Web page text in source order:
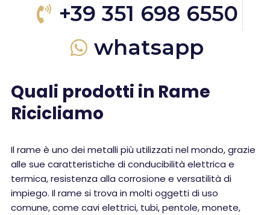
+39 351 698 6550
whatsapp
Quali prodotti in Rame
Ricicliamo
Il rame è uno dei metalli più utilizzati nel mondo, grazie
alle sue caratteristiche di conducibilità elettrica e
termica, resistenza alla corrosione e versatilità di
impiego. Il rame si trova in molti oggetti di uso
comune, come cavi elettrici, tubi, pentole, monete,